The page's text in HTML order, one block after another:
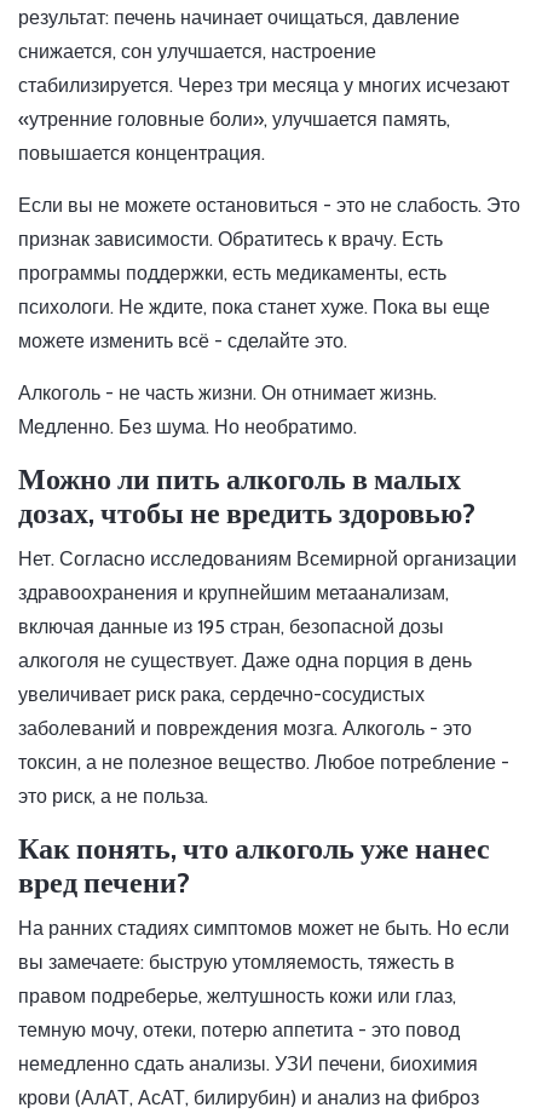
результат: печень начинает очищаться, давление
снижается, сон улучшается, настроение
стабилизируется. Через три месяца у многих исчезают
«утренние головные боли», улучшается память,
повышается концентрация.
Если вы не можете остановиться - это не слабость. Это
признак зависимости. Обратитесь к врачу. Есть
программы поддержки, есть медикаменты, есть
психологи. Не ждите, пока станет хуже. Пока вы еще
можете изменить всё - сделайте это.
Алкоголь - не часть жизни. Он отнимает жизнь.
Медленно. Без шума. Но необратимо.
Можно ли пить алкоголь в малых
дозах, чтобы не вредить здоровью?
Нет. Согласно исследованиям Всемирной организации
здравоохранения и крупнейшим метаанализам,
включая данные из 195 стран, безопасной дозы
алкоголя не существует. Даже одна порция в день
увеличивает риск рака, сердечно-сосудистых
заболеваний и повреждения мозга. Алкоголь - это
токсин, а не полезное вещество. Любое потребление -
это риск, а не польза.
Как понять, что алкоголь уже нанес
вред печени?
На ранних стадиях симптомов может не быть. Но если
вы замечаете: быструю утомляемость, тяжесть в
правом подреберье, желтушность кожи или глаз,
темную мочу, отеки, потерю аппетита - это повод
немедленно сдать анализы. УЗИ печени, биохимия
крови (АлАТ, АсАТ, билирубин) и анализ на фиброз